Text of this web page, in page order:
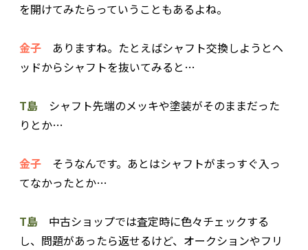
を開けてみたらっていうこともあるよね。
金子 ありますね。たとえばシャフト交換しようとヘ
ッドからシャフトを抜いてみると…
T島 シャフト先端のメッキや塗装がそのままだった
りとか…
金子 そうなんです。あとはシャフトがまっすぐ入っ
てなかったとか…
T島 中古ショップでは査定時に色々チェックする
し、問題があったら返せるけど、オークションやフリ